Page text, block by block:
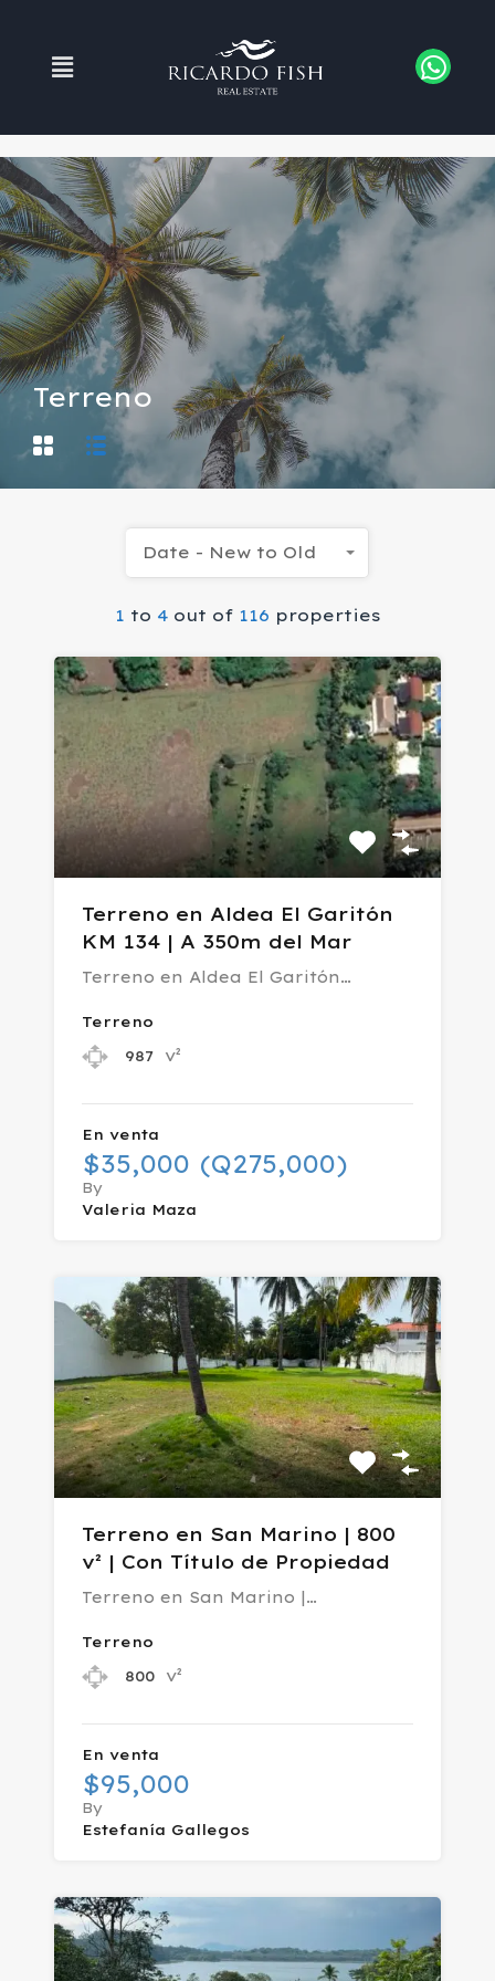
Terreno
1 to 4 out of 116 properties
Date - New to Old
Terreno en Aldea El Garitón
KM 134 | A 350m del Mar
Terreno en Aldea El Garitón…
Terreno
987
v²
En venta
$35,000 (Q275,000)
By
Valeria Maza
Terreno en San Marino | 800
v² | Con Título de Propiedad
Terreno en San Marino |…
Terreno
800
v²
En venta
$95,000
By
Estefanía Gallegos